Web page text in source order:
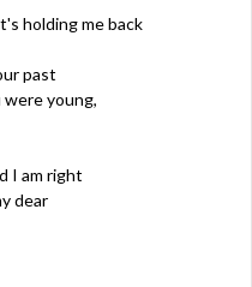
holding me back
past
young,
I am right
dear